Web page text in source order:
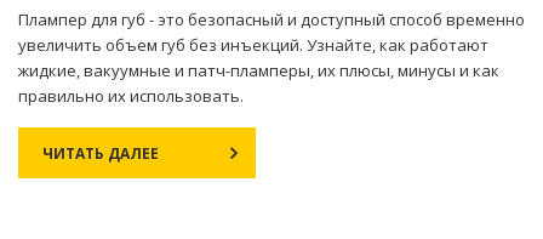
Плампер для губ - это безопасный и доступный способ временно
увеличить объем губ без инъекций. Узнайте, как работают
жидкие, вакуумные и патч-пламперы, их плюсы, минусы и как
правильно их использовать.
ЧИТАТЬ ДАЛЕЕ